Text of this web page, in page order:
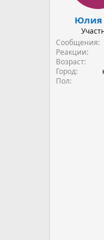
Юлия
Сообщения
Реакции
Возраст
Город
Пол